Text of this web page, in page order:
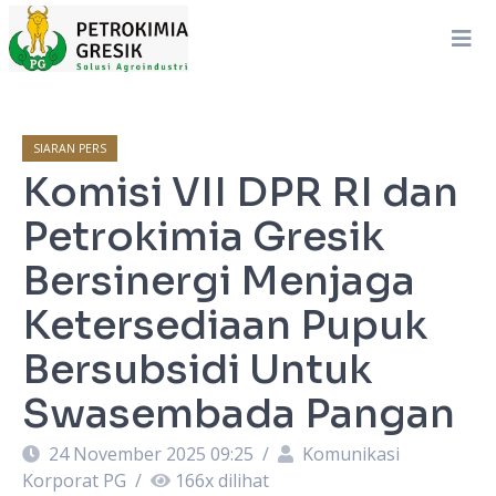
SIARAN PERS
Komisi VII DPR RI dan
Petrokimia Gresik
Bersinergi Menjaga
Ketersediaan Pupuk
Bersubsidi Untuk
Swasembada Pangan
24 November 2025 09:25 /
Komunikasi
Korporat PG / 166x dilihat